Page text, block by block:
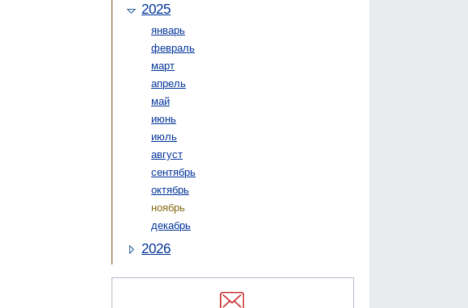
2025
январь
февраль
март
апрель
май
июнь
июль
август
сентябрь
октябрь
ноябрь
декабрь
2026